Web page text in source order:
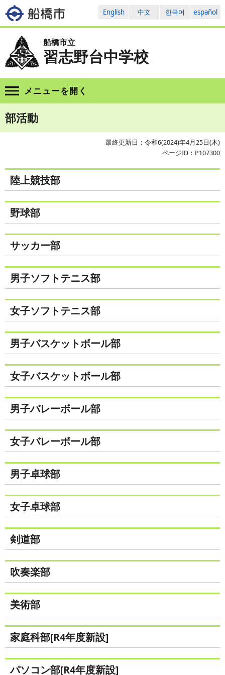
English 中文 한국어 español
船橋市立
習志野台中学校
メニューを開く
部活動
最終更新日：令和6(2024)年4月25日(木)
ページID：P107300
陸上競技部
野球部
サッカー部
男子ソフトテニス部
女子ソフトテニス部
男子バスケットボール部
女子バスケットボール部
男子バレーボール部
女子バレーボール部
男子卓球部
女子卓球部
剣道部
吹奏楽部
美術部
家庭科部[R4年度新設]
パソコン部[R4年度新設]